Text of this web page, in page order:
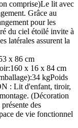
comprise)Le lit avec
Grâce au
pour les
du ciel étoilé invite à
latérales assurent la
x 86 cm
x 16 x 84 cm
kgPoids
: Lit d'enfant, tiroir,
(Décoration
des
de vie fonctionnel